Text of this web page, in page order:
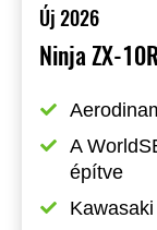
Új 2026
Ninja ZX-
A
építve